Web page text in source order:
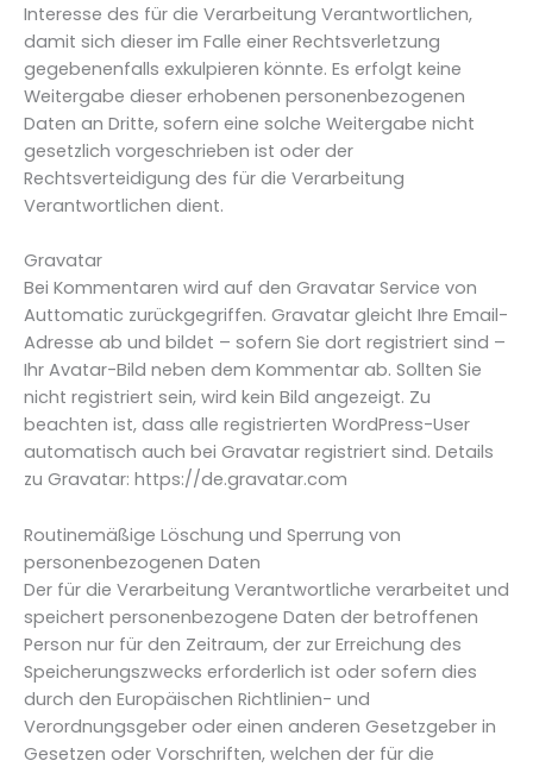
Interesse des für die Verarbeitung Verantwortlichen,
damit sich dieser im Falle einer Rechtsverletzung
gegebenenfalls exkulpieren könnte. Es erfolgt keine
Weitergabe dieser erhobenen personenbezogenen
Daten an Dritte, sofern eine solche Weitergabe nicht
gesetzlich vorgeschrieben ist oder der
Rechtsverteidigung des für die Verarbeitung
Verantwortlichen dient.
Gravatar
Bei Kommentaren wird auf den Gravatar Service von
Auttomatic zurückgegriffen. Gravatar gleicht Ihre Email-
Adresse ab und bildet – sofern Sie dort registriert sind –
Ihr Avatar-Bild neben dem Kommentar ab. Sollten Sie
nicht registriert sein, wird kein Bild angezeigt. Zu
beachten ist, dass alle registrierten WordPress-User
automatisch auch bei Gravatar registriert sind. Details
zu Gravatar: https://de.gravatar.com
Routinemäßige Löschung und Sperrung von
personenbezogenen Daten
Der für die Verarbeitung Verantwortliche verarbeitet und
speichert personenbezogene Daten der betroffenen
Person nur für den Zeitraum, der zur Erreichung des
Speicherungszwecks erforderlich ist oder sofern dies
durch den Europäischen Richtlinien- und
Verordnungsgeber oder einen anderen Gesetzgeber in
Gesetzen oder Vorschriften, welchen der für die